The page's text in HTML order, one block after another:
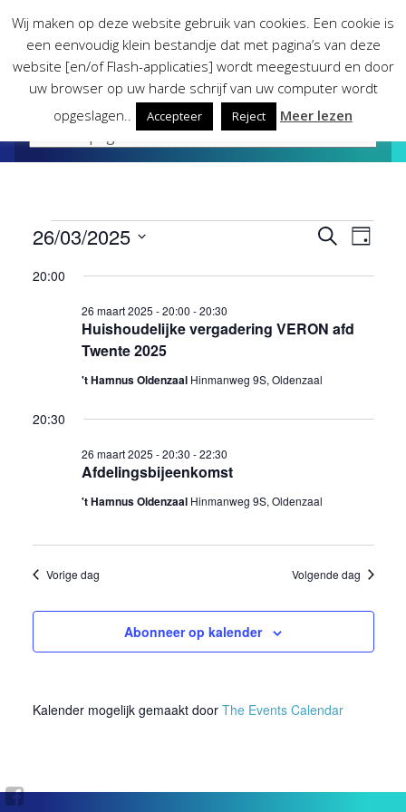
content
Evenementen
in
maart
2025
en
Zoeken
Dag
26/03/2025
een
20:00
Huishoudelijke vergadering VERON afd
Twente 2025
26 maart 2025 - 20:00 -20:30
't Hamnus Oldenzaal Hinmanweg 9S, Oldenzaal
20:30
Afdelingsbijeenkomst
26 maart 2025 - 20:30 -22:30
't Hamnus Oldenzaal Hinmanweg 9S, Oldenzaal
Vorige dag Volgende dag
Abonneer op kalender
Kalender mogelijk gemaakt door The Events Calendar
Wij maken op deze website gebruik van cookies. Een cookie is
een eenvoudig klein bestandje dat met pagina’s van deze
website [en/of Flash-applicaties] wordt meegestuurd en door
uw browser op uw harde schrijf van uw computer wordt
opgeslagen..
Accepteer Reject Meer lezen